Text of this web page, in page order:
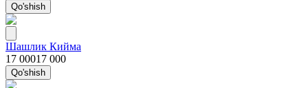
Qo'shish
Шашлик Кийма
17 00017 000
Qo'shish